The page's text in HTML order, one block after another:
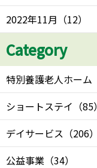
2022年11月 （12）
Category
特別養護老人ホーム
ショートステイ （85）
デイサービス （206）
公益事業 （34）